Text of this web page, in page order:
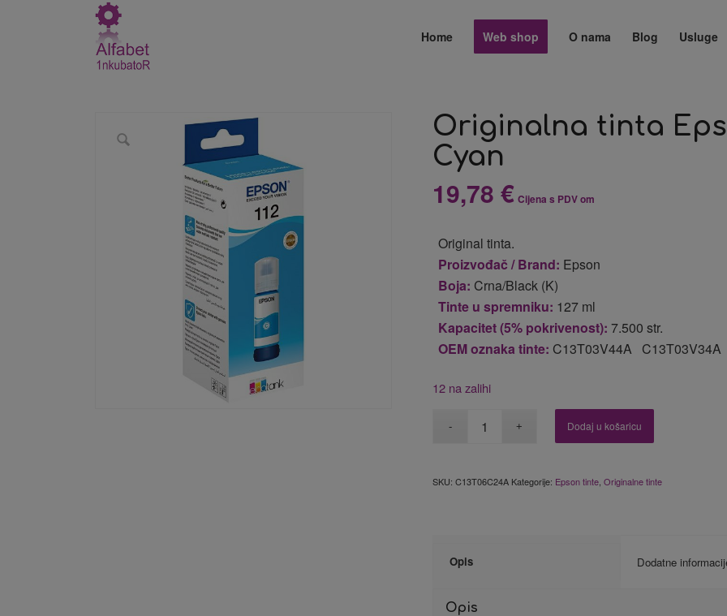
Home Web shop O nama Blog Usluge
Originalna tinta
Cyan
19,78€ Cijena s PDV om
Original tinta.
Proizvođač / Brand: Epson
Boja: Crna/Black (K)
Tinte u spremniku: 127 ml
Kapacitet (5% pokrivenost): 7.500 str.
OEM oznaka tinte: C13T03V44A
12 na zalihi
Dodaj u košaricu
SKU:C13T06C24A Kategorije: Epson tinte ,Originalne tinte
Opis Dodatne
Opis